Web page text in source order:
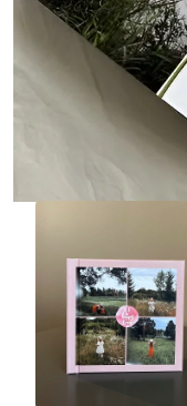
• Без декора
• Выбор цвета фона
• Загрузка фото и